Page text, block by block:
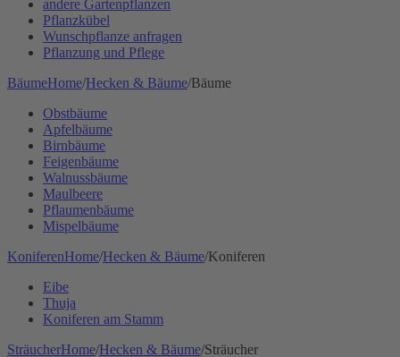
andere Gartenpflanzen
Pflanzkübel
Wunschpflanze anfragen
Pflanzung und Pflege
BäumeHome/Hecken & Bäume/Bäume
Obstbäume
Apfelbäume
Birnbäume
Feigenbäume
Walnussbäume
Maulbeere
Pflaumenbäume
Mispelbäume
KoniferenHome/Hecken & Bäume/Koniferen
Eibe
Thuja
Koniferen am Stamm
SträucherHome/Hecken & Bäume/Sträucher